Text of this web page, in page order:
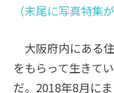
（末尾に写真特集
大阪府内にある
をもらって生きて
だ。2018年8月に